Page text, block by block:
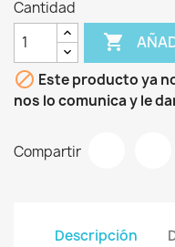
Cantidad

 Este producto ya
nos lo comunica y le
Compartir
Descripción